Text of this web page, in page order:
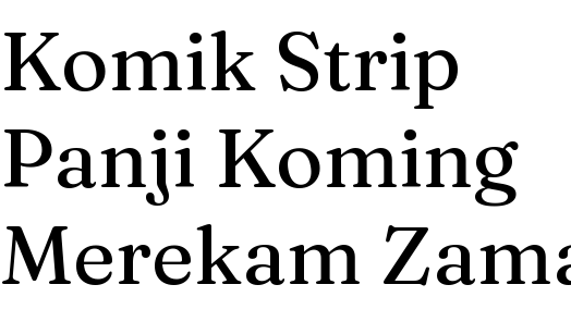
Komik Strip
Panji Koming
Merekam